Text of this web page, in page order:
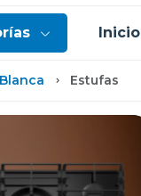
Inicio
Estufas